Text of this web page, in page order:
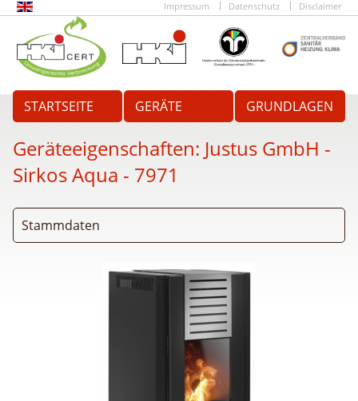
Impressum Datenschutz Disclaimer
STARTSEITE GERÄTE GRUNDLAGEN
Geräteeigenschaften: Justus GmbH -
Sirkos Aqua - 7971
Stammdaten